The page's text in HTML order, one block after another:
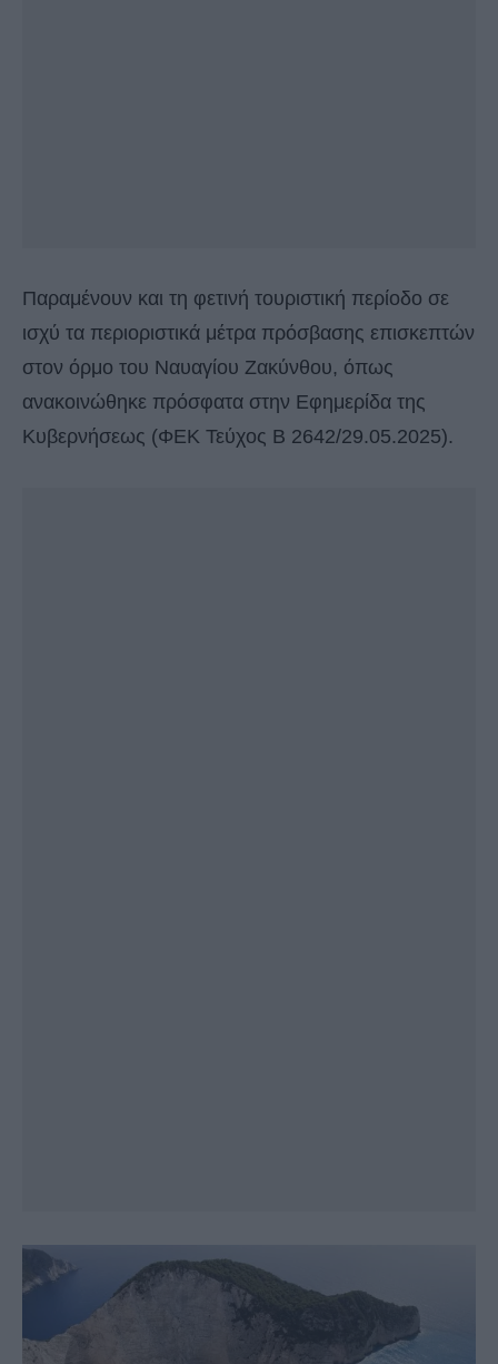
Παραμένουν και τη φετινή τουριστική περίοδο σε
ισχύ τα περιοριστικά μέτρα πρόσβασης επισκεπτών
στον όρμο του Ναυαγίου Ζακύνθου, όπως
ανακοινώθηκε πρόσφατα στην Εφημερίδα της
Κυβερνήσεως (ΦΕΚ Τεύχος Β 2642/29.05.2025).